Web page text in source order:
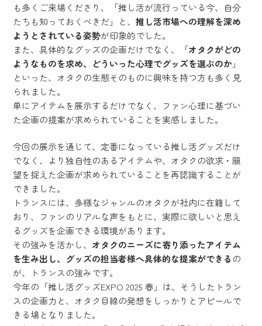
も多くご来場くださり、「推し活が流行っている今、自分
たちも知っておくべきだ」と、推し活市場への理解を深め
ようとされている姿勢が印象的でした。
また、具体的なグッズの企画だけでなく、「オタクがどの
ようなものを求め、どういった心理でグッズを選ぶのか」
といった、オタクの生態そのものに興味を持つ方も多く見
られました。
単にアイテムを展示するだけでなく、ファン心理に基づい
た企画の提案が求められていることを実感しました。
今回の展示を通じて、定番になっている推し活グッズだけ
でなく、より独自性のあるアイテムや、オタクの欲求・願
望を捉えた企画が求められていることを再認識することが
できました。
トランスには、多様なジャンルのオタクが社内に在籍して
おり、ファンのリアルな声をもとに、実際に欲しいと思え
るグッズを企画できる環境があります。
その強みを活かし、 オタクのニーズに寄り添ったアイテム
を生み出し、グッズの担当者様へ具体的な提案ができる の
が、トランスの強みです。
今年の「推し活グッズEXPO 2025 春」は、そうしたトラン
スの企画力と、オタク目線の発想をしっかりとアピールで
きる場となりました。